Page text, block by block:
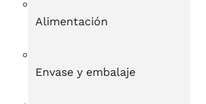
Alimentación
Envase y embalaje